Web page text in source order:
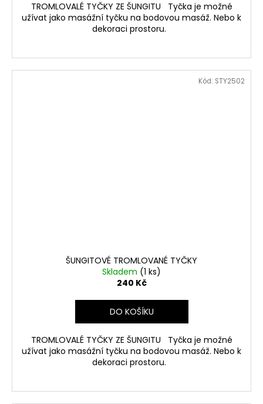
TROMLOVALÉ TYČKY ZE ŠUNGITU Tyčka je možné
užívat jako masážní tyčku na bodovou masáž. Nebo k
dekoraci prostoru.
ŠUNGITOVÉ TROMLOVANÉ TYČKY
Skladem (1 ks)
240 Kč
DO KOŠÍKU
TROMLOVALÉ TYČKY ZE ŠUNGITU Tyčka je možné
užívat jako masážní tyčku na bodovou masáž. Nebo k
dekoraci prostoru.
Kód: STY2502